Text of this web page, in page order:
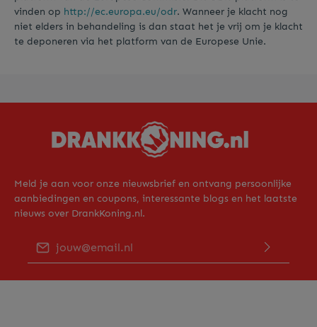
vinden op http://ec.europa.eu/odr. Wanneer je klacht nog
niet elders in behandeling is dan staat het je vrij om je klacht
te deponeren via het platform van de Europese Unie.
Meld je aan voor onze nieuwsbrief en ontvang persoonlijke
aanbiedingen en coupons, interessante blogs en het laatste
nieuws over DrankKoning.nl.